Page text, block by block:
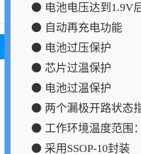
⚫ 电池电压达到1.9V
⚫ 自动再充电功能
⚫ 电池过压保护
⚫ 芯片过温保护
⚫ 电池过温保护
⚫ 两个漏极开路状态
⚫ 工作环境温度范
⚫ 采用SSOP-10封装